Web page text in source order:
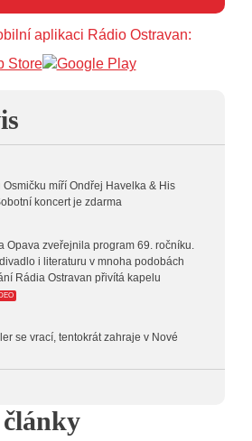
DOPOLEDNÍ MIX
HITPARÁDA
HODINA S JARKEM
FOLK
VEČERNÍ MIX
aplikaci Rádio Ostravan:
Osmičku míří Ondřej Havelka & His
koncert je zdarma
Opava zveřejnila program 69. ročníku.
i literaturu v mnoha podobách
Rádia Ostravan přivítá kapelu
se vrací, tentokrát zahraje v Nové
hudebního festivalu zbývá měsíc